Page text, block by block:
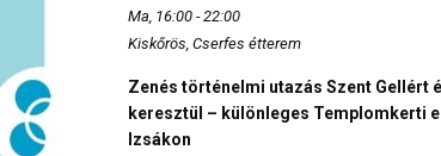
Ma, 16:00 - 22:00
Kiskőrös, Cserfes étterem
Zenés történelmi utazás Szent Gellért
keresztül – különleges Templomkerti
Izsákon